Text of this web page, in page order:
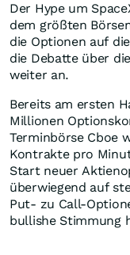
Der Hype um
dem größten
die Optionen auf
die Debatte über
weiter an.
Bereits am ersten
Millionen
Terminbörse Cboe
Kontrakte pro
Start neuer
überwiegend auf
Put- zu Call-
bullishe Stimmung